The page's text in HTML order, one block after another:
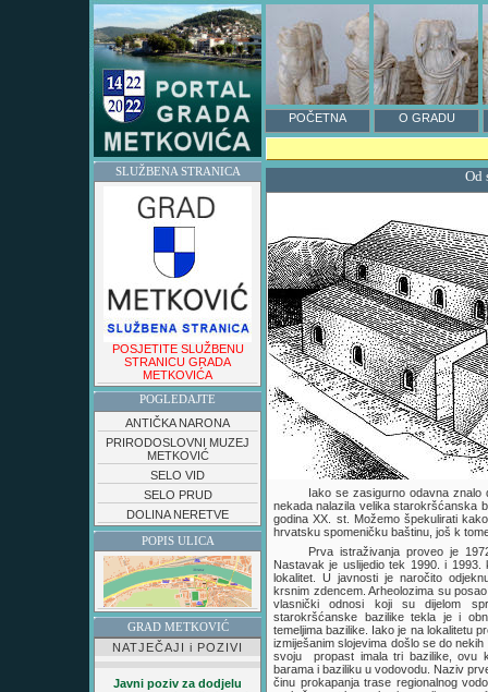
POČETNA O GRADU
SLUŽBENA STRANICA
POSJETITE SLUŽBENU
STRANICU GRADA
METKOVIĆA
POGLEDAJTE
ANTIČKA NARONA
PRIRODOSLOVNI MUZEJ
METKOVIĆ
SELO VID
SELO PRUD
DOLINA NERETVE
POPIS ULICA
GRAD METKOVIĆ
NATJEČAJI i POZIVI
Javni poziv za dodjelu
Od
Iako se zasigurno odavna
nekada nalazila velika starokršćanska
godina XX. st. Možemo špekulirati
hrvatsku spomeničku baštinu, još k
Prva istraživanja proveo je
Nastavak je uslijedio tek 1990. i 1993.
lokalitet. U javnosti je naročito
krsnim zdencem. Arheolozima su
vlasnički odnosi koji su dijelom
starokršćanske bazilike tekla je i
temeljima bazilike. Iako je na lokalitetu
izmiješanim slojevima došlo se do
svoju propast imala tri bazilike, ovu
barama i baziliku u vodovodu. Naziv
činu prokapanja trase regionalnog